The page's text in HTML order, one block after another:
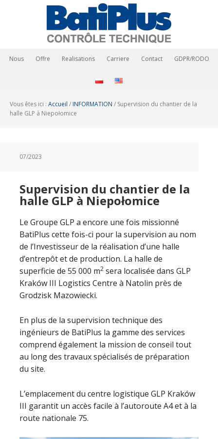
Nous Offre Realisations Carriere Contact GDPR/RODO
Vous êtes ici : Accueil / INFORMATION / Supervision du chantier de la
halle GLP à Niepołomice
07/2023
Supervision du chantier de la
halle GLP à Niepołomice
Le Groupe GLP a encore une fois missionné
BatiPlus cette fois-ci pour la supervision au nom
de l’Investisseur de la réalisation d’une halle
d’entrepôt et de production. La halle de
superficie de 55 000 m2 sera localisée dans GLP
Kraków III Logistics Centre à Natolin près de
Grodzisk Mazowiecki.
En plus de la supervision technique des
ingénieurs de BatiPlus la gamme des services
comprend également la mission de conseil tout
au long des travaux spécialisés de préparation
du site.
L’emplacement du centre logistique GLP Kraków
III garantit un accès facile à l’autoroute A4 et à la
route nationale 75.